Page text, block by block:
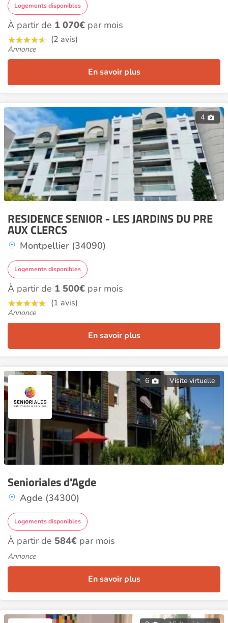
Logements disponibles
À partir de 1 070€ par mois
(2 avis)
Annonce
En savoir plus
4
RESIDENCE SENIOR - LES JARDINS DU PRE
AUX CLERCS
Montpellier (34090)
Logements disponibles
À partir de 1 500€ par mois
(1 avis)
Annonce
En savoir plus
6 Visite virtuelle
Senioriales d'Agde
Agde (34300)
Logements disponibles
À partir de 584€ par mois
Annonce
En savoir plus